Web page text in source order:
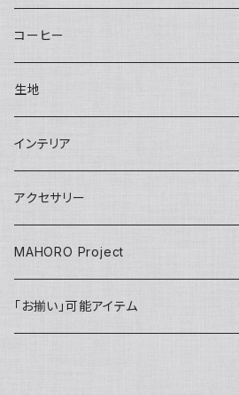
Janet tote
Eco bag
Conference bag
Small pouch
Overalls
Skirt
One piece
Adult
Kids
カチューシャ／Headband
Tie
Apron
Adult
Kids
Doll
Key ring
IDホルダー
Bag
Fashion
skirt
pants
コーヒー
生地
インテリア
壁掛け
アクセサリー
MAHORO Project
「お揃い」可能アイテム